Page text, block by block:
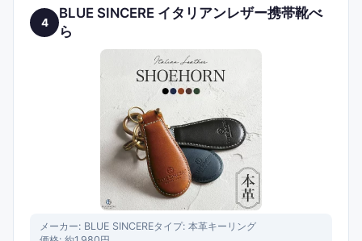
4
BLUE SINCERE イタリアンレザー携帯靴べ
ら
メーカー: BLUE SINCEREタイプ: 本革キーリング